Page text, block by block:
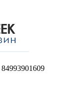
84993901609